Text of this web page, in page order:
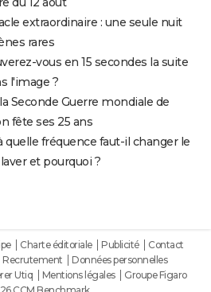
extraordinaire : une seule nuit
rares
vous en 15 secondes la suite
l'image ?
Seconde Guerre mondiale de
fête ses 25 ans
quelle fréquence faut-il changer le
et pourquoi ?
Charte éditoriale Publicité
Contact
Recrutement
Données personnelles
Utiq Mentions légales
Groupe Figaro